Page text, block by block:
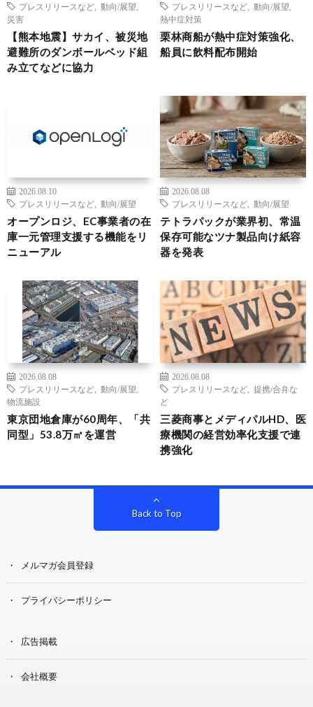
プレスリリースなど
動向/展望
災害
【熊本地震】サカイ、被災地
避難所のダンボールベッド組
み立てなどに協力
プレスリリースなど
動向/展望
熱中症対策
栗林商船が熱中症対策強化、
船員に飲料配布開始
2026.08.10
プレスリリースなど
動向/展望
オープンロジ、EC事業者の在
庫一元管理支援する機能をリ
ニューアル
2026.08.08
プレスリリースなど
動向/展望
テトラパックが業界初、常温
保存可能なツナ製品向け紙容
器を発表
2026.08.08
プレスリリースなど
動向/展望
物流施設
東京団地倉庫が60周年、「共
同型」53.8万㎡を運営
2026.08.08
プレスリリースなど
提携/合弁な
ど
三菱商事とメディパルHD、医
療機関の経営効率化支援で連
携強化
Back to Top
メルマガ会員登録
プライバシーポリシー
広告掲載
会社概要